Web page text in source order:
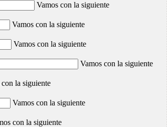
Vamos con la siguiente
Vamos con la siguiente
Vamos con la siguiente
Vamos con la siguiente
la siguiente
Vamos con la siguiente
con la siguiente